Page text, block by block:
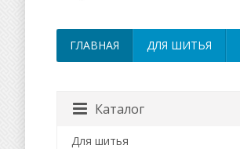
ГЛАВНАЯ ДЛЯ ШИТЬЯ
Каталог
Для шитья